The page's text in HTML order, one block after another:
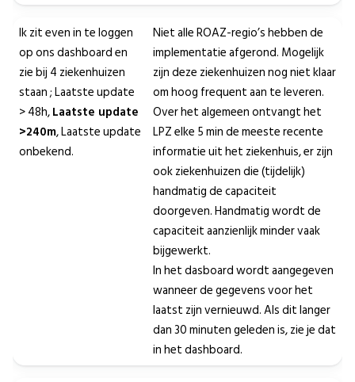
Ik zit even in te loggen
op ons dashboard en
zie bij 4 ziekenhuizen
staan ; Laatste update
> 48h,Laatste update
>240m, Laatste update
onbekend.
Niet alle ROAZ-regio’s hebben de
implementatie afgerond. Mogelijk
zijn deze ziekenhuizen nog niet klaar
om hoog frequent aan te leveren.
Over het algemeen ontvangt het
LPZ elke 5 min de meeste recente
informatie uit het ziekenhuis, er zijn
ook ziekenhuizen die (tijdelijk)
handmatig de capaciteit
doorgeven. Handmatig wordt de
capaciteit aanzienlijk minder vaak
bijgewerkt.
In het dasboard wordt aangegeven
wanneer de gegevens voor het
laatst zijn vernieuwd. Als dit langer
dan 30 minuten geleden is, zie je dat
in het dashboard.